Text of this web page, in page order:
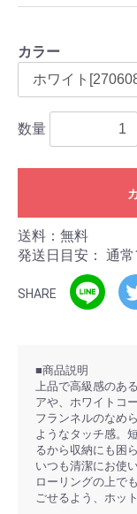
カラー
数量
送料：無料
発送日目安： 通
SHARE
■商品説明
上品で高級感のあ
アや、ホワイトコ
フランネルのなめ
ようなタッチ感。
るから収納にも困
いつも清潔にお使
ローリングの上で
ごせるよう、ホッ